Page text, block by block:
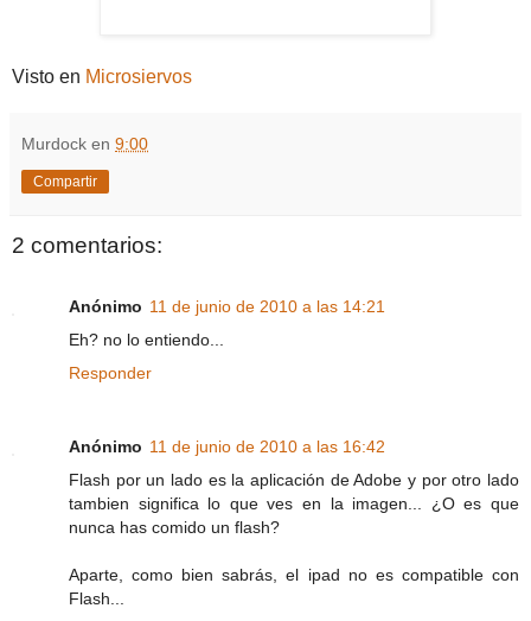
Visto en Microsiervos
Murdock en 9:00
Compartir
2 comentarios:
Anónimo 11 de junio de 2010 a las 14:21
Eh? no lo entiendo...
Responder
Anónimo 11 de junio de 2010 a las 16:42
Flash por un lado es la aplicación de Adobe y por otro lado
tambien significa lo que ves en la imagen... ¿O es que
nunca has comido un flash?
Aparte, como bien sabrás, el ipad no es compatible con
Flash...